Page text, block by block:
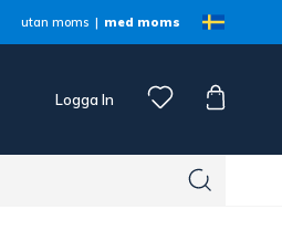
utan moms med moms
Logga In